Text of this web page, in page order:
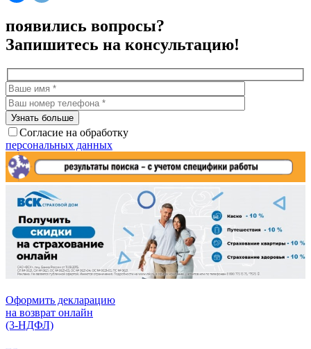
появились вопросы?
Запишитесь на консультацию!
Согласие на обработку
персональных данных
Оформить декларацию
на возврат онлайн
(3-НДФЛ)